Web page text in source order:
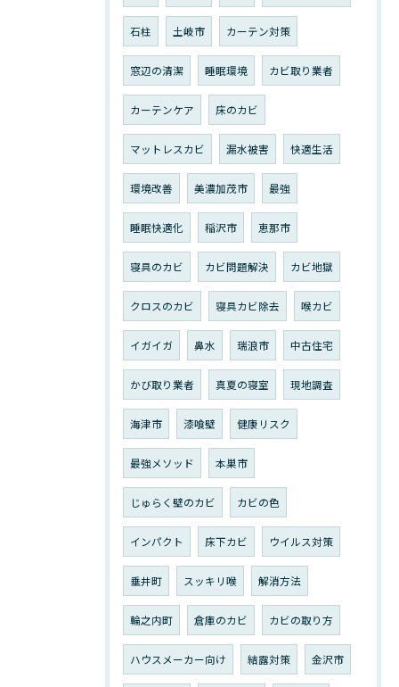
石柱 土岐市 カーテン対策
窓辺の清潔 睡眠環境 カビ取り業者
カーテンケア 床のカビ
マットレスカビ 漏水被害 快適生活
環境改善 美濃加茂市 最強
睡眠快適化 稲沢市 恵那市
寝具のカビ カビ問題解決 カビ地獄
クロスのカビ 寝具カビ除去 喉カビ
イガイガ 鼻水 瑞浪市 中古住宅
かび取り業者 真夏の寝室 現地調査
海津市 漆喰壁 健康リスク
最強メソッド 本巣市
じゅらく壁のカビ カビの色
インパクト 床下カビ ウイルス対策
垂井町 スッキリ喉 解消方法
輪之内町 倉庫のカビ カビの取り方
ハウスメーカー向け 結露対策 金沢市